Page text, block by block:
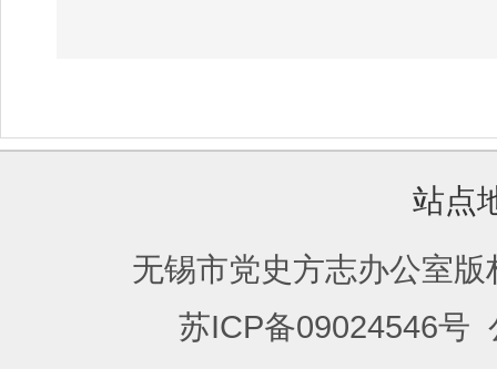
站点
无锡市党史方志办公室
苏ICP备09024546号